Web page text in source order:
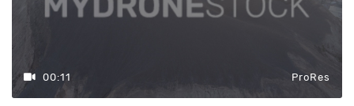
00:11 ProRes